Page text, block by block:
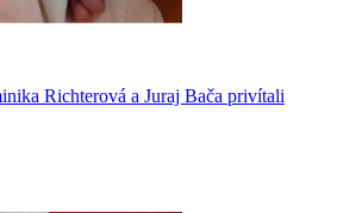
Richterová a Juraj Bača privítali